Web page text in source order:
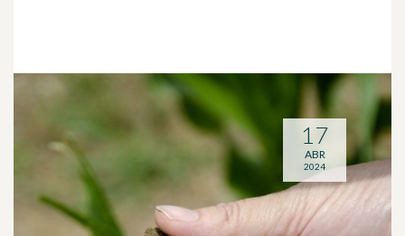
17
ABR
2024